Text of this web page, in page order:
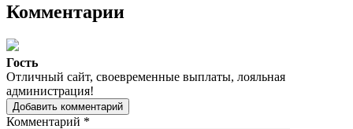
Комментарии
Гость
Отличный сайт, своевременные выплаты, лояльная
администрация!
Добавить комментарий
Комментарий *